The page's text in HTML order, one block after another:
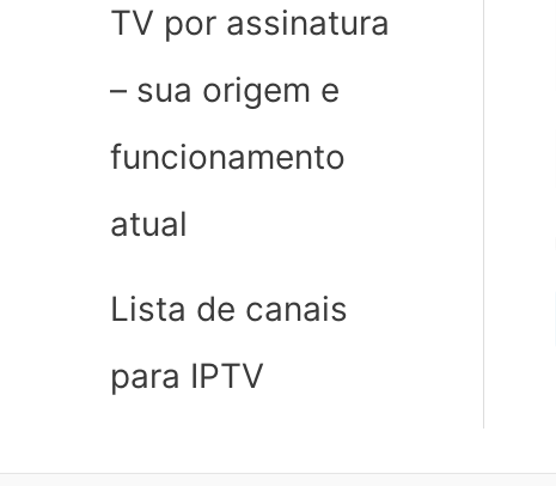
TV por assinatura
– sua origem e
funcionamento
atual
Lista de canais
para IPTV